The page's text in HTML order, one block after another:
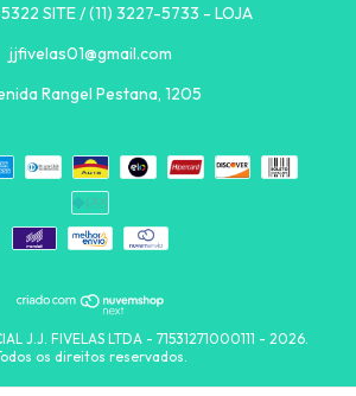
SITE / (11) 3227-5733 - LOJA
jjfivelas01@gmail.com
Rangel Pestana, 1205
J.J. FIVELAS LTDA - 71531271000111 - 2026.
os direitos reservados.